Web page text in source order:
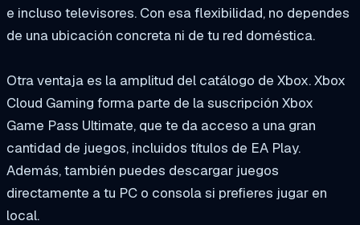
e incluso televisores. Con esa flexibilidad, no dependes
de una ubicación concreta ni de tu red doméstica.
Otra ventaja es la amplitud del catálogo de Xbox. Xbox
Cloud Gaming forma parte de la suscripción Xbox
Game Pass Ultimate, que te da acceso a una gran
cantidad de juegos, incluidos títulos de EA Play.
Además, también puedes descargar juegos
directamente a tu PC o consola si prefieres jugar en
local.